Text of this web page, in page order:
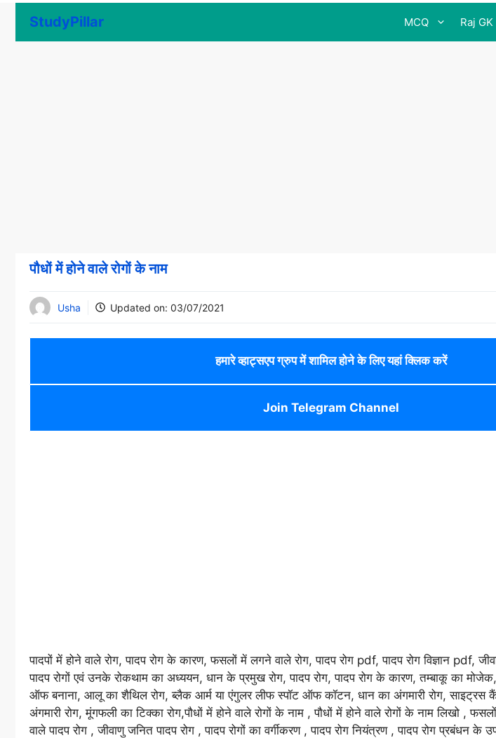
content
StudyPillar MCQ Raj GK
पौधों में होने वाले रोगों के नाम
Usha Updated on: 03/07/2021
हमारे व्हाट्सएप ग्रुप में शामिल होने के लिए यहां क्लिक करें
Join Telegram Channel
पादपों में होने वाले रोग, पादप रोग के कारण, फसलों में लगने वाले रोग, पादप रोग pdf, पादप रोग विज्ञान pdf,
पादप रोगों एवं उनके रोकथाम का अध्ययन, धान के प्रमुख रोग, पादप रोग, पादप रोग के कारण, तम्बाकू का
ऑफ बनाना, आलू का शैथिल रोग, ब्लैक आर्म या एंगुलर लीफ स्पॉट ऑफ कॉटन, धान का अंगमारी रोग, साइट्रस
अंगमारी रोग, मूंगफली का टिक्का रोग,पौधों में होने वाले रोगों के नाम , पौधों में होने वाले रोगों के नाम लिखो ,
वाले पादप रोग , जीवाणु जनित पादप रोग , पादप रोगों का वर्गीकरण , पादप रोग नियंत्रण , पादप रोग प्रबंधन के